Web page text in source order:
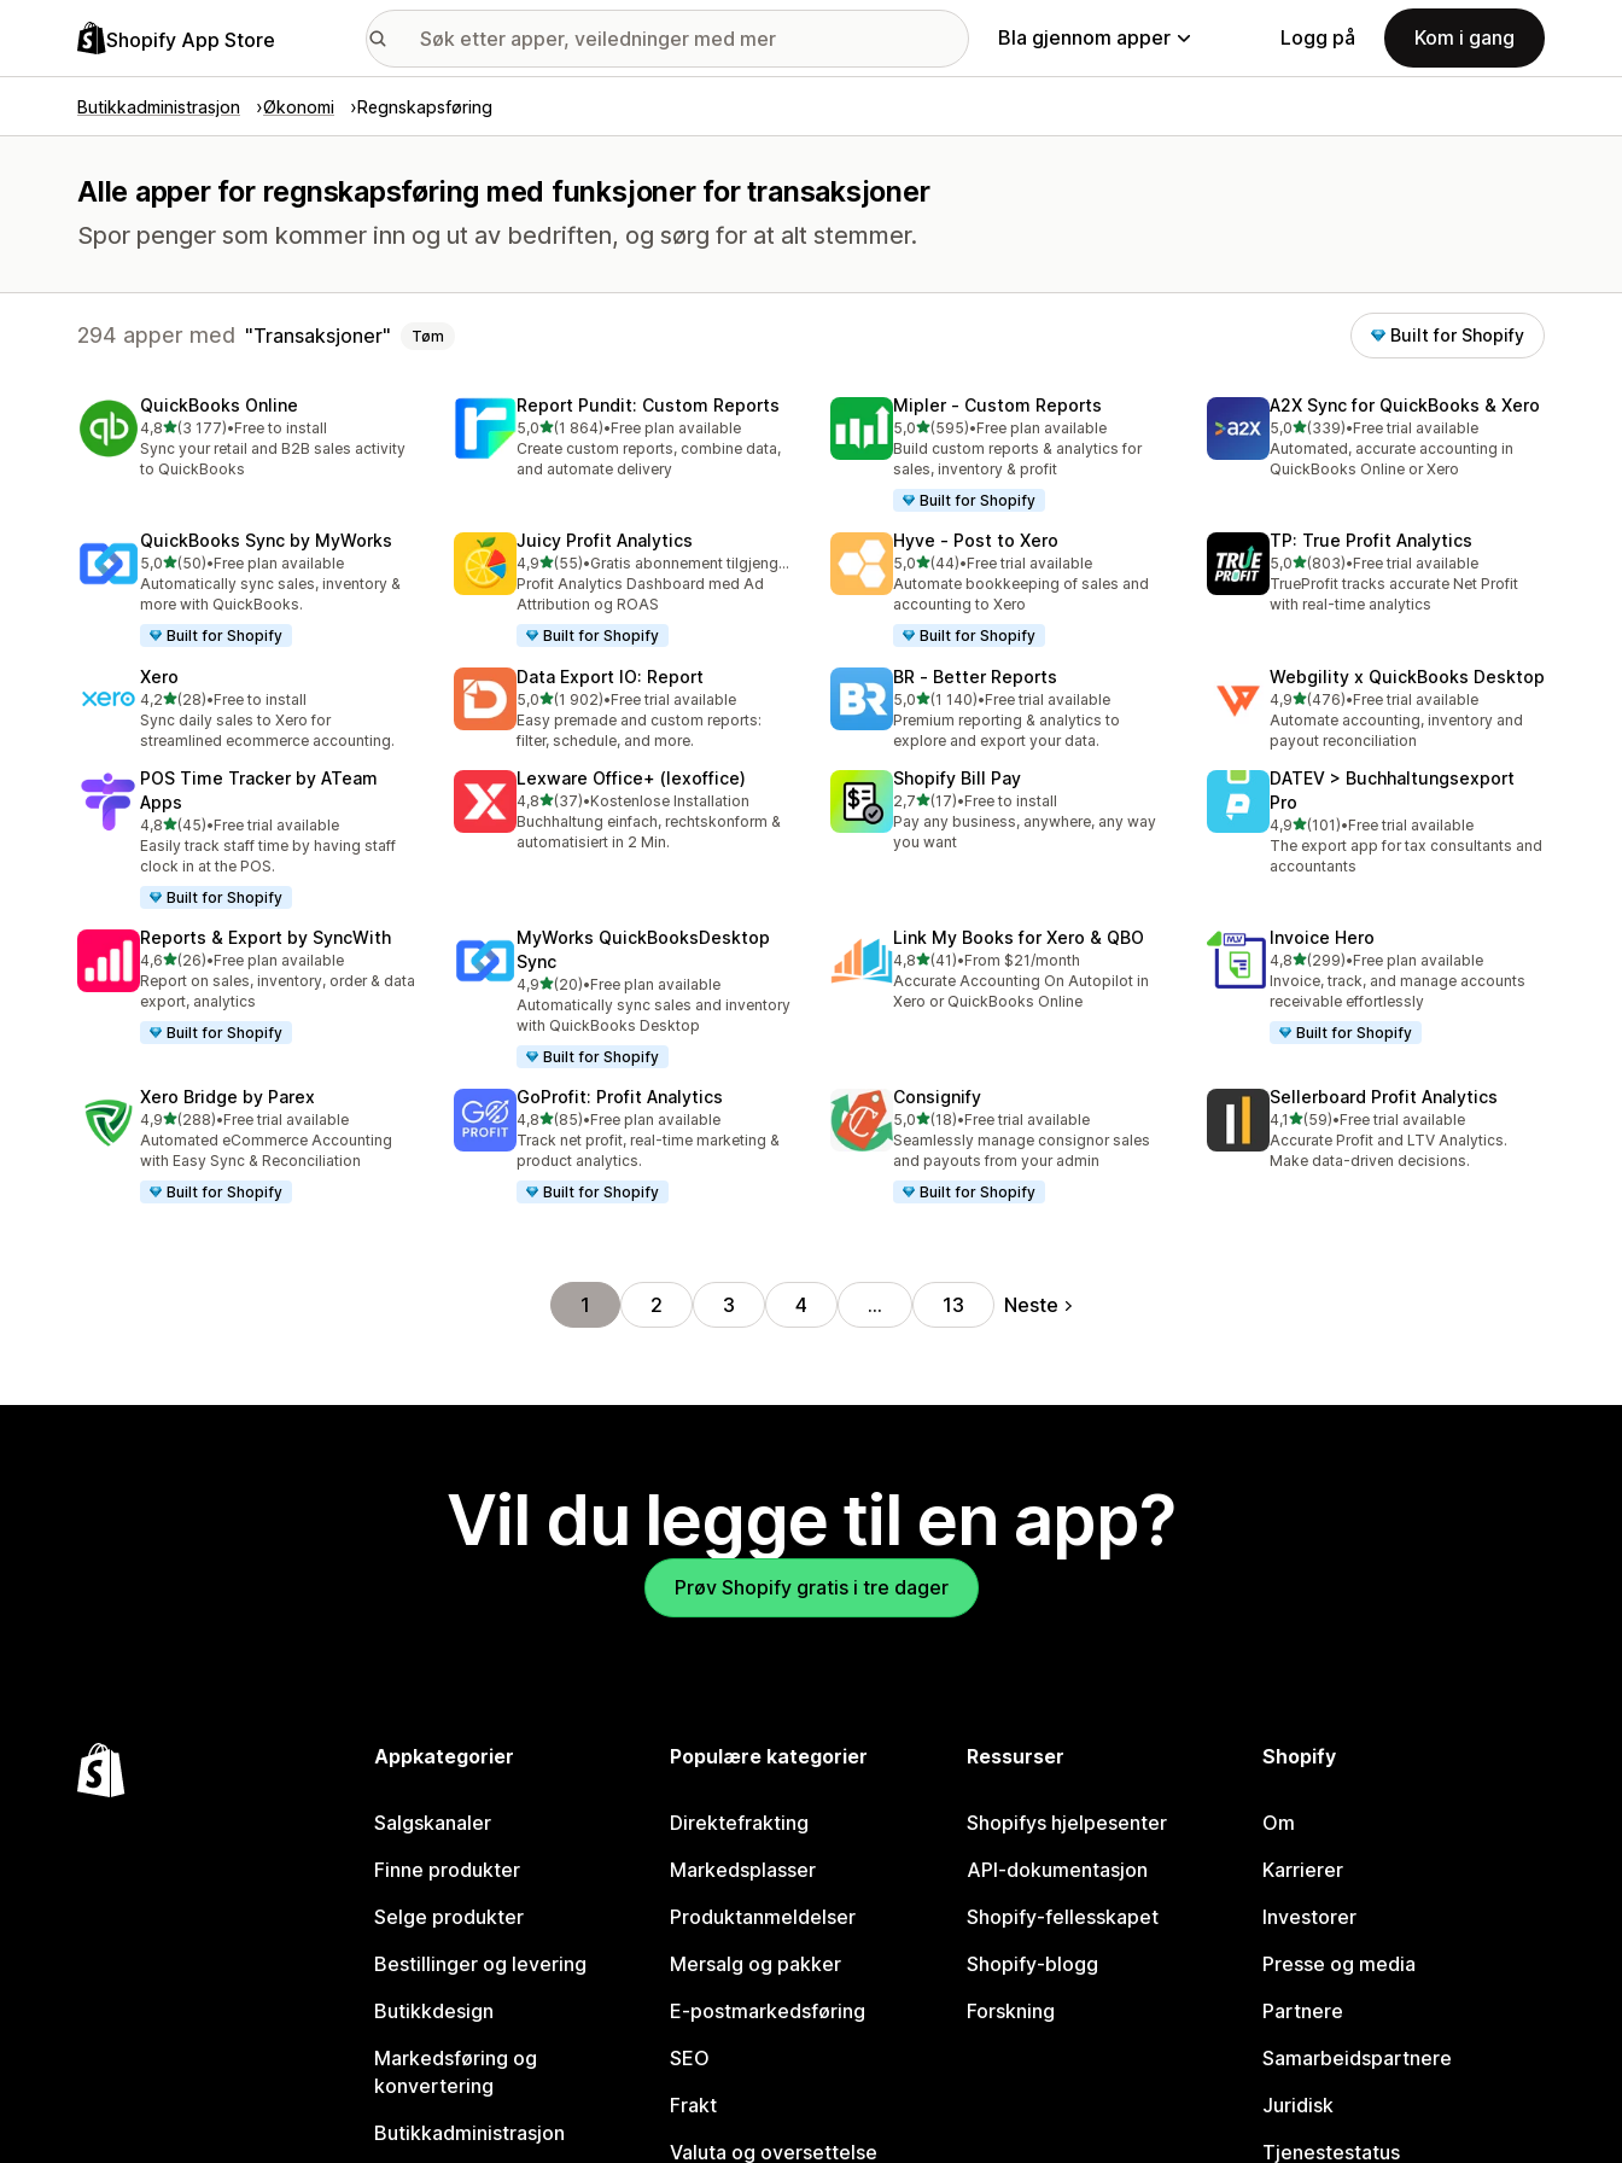
Shopify App Store Bla gjennom apper Logg på Kom i gang
Butikkadministrasjon Økonomi Regnskapsføring
Alle apper for regnskapsføring med funksjoner for transaksjoner
Spor penger som kommer inn og ut av bedriften, og sørg for at alt stemmer.
294 apper med Transaksjoner Tøm Built for Shopify
QuickBooks Online
4,8av 5 stjerner
(3 177)
Totalt 3177 omtaler
•Free to install
Sync your retail and B2B sales activity
to QuickBooks
Report Pundit: Custom Reports
5,0av 5 stjerner
(1 864)
Totalt 1864 omtaler
•Free plan available
Create custom reports, combine data,
and automate delivery
Mipler ‑ Custom Reports
5,0av 5 stjerner
(595)
Totalt 595 omtaler
•Free plan available
Build custom reports & analytics for
sales, inventory & profit
Built for Shopify
A2X Sync for QuickBooks & Xero
5,0av 5 stjerner
(339)
Totalt 339 omtaler
•Free trial available
Automated, accurate accounting in
QuickBooks Online or Xero
QuickBooks Sync by MyWorks
5,0av 5 stjerner
(50)
Totalt 50 omtaler
•Free plan available
Automatically sync sales, inventory &
more with QuickBooks.
Built for Shopify
Juicy Profit Analytics
4,9av 5 stjerner
(55)
Totalt 55 omtaler
•
Gratis abonnement tilgjengelig
Profit Analytics Dashboard med Ad
Attribution og ROAS
Built for Shopify
Hyve ‑ Post to Xero
5,0av 5 stjerner
(44)
Totalt 44 omtaler
•Free trial available
Automate bookkeeping of sales and
accounting to Xero
Built for Shopify
TP: True Profit Analytics
5,0av 5 stjerner
(803)
Totalt 803 omtaler
•Free trial available
TrueProfit tracks accurate Net Profit
with real-time analytics
Xero
4,2av 5 stjerner
(28)
Totalt 28 omtaler
•Free to install
Sync daily sales to Xero for
streamlined ecommerce accounting.
Data Export IO: Report
5,0av 5 stjerner
(1 902)
Totalt 1902 omtaler
•Free trial available
Easy premade and custom reports:
filter, schedule, and more.
BR ‑ Better Reports
5,0av 5 stjerner
(1 140)
Totalt 1140 omtaler
•Free trial available
Premium reporting & analytics to
explore and export your data.
Webgility x QuickBooks Desktop
4,9av 5 stjerner
(476)
Totalt 476 omtaler
•Free trial available
Automate accounting, inventory and
payout reconciliation
POS Time Tracker by ATeam
Apps
4,8av 5 stjerner
(45)
Totalt 45 omtaler
•Free trial available
Easily track staff time by having staff
clock in at the POS.
Built for Shopify
Lexware Office+ (lexoffice)
4,8av 5 stjerner
(37)
Totalt 37 omtaler
•Kostenlose Installation
Buchhaltung einfach, rechtskonform &
automatisiert in 2 Min.
Shopify Bill Pay
2,7av 5 stjerner
(17)
Totalt 17 omtaler
•Free to install
Pay any business, anywhere, any way
you want
DATEV > Buchhaltungsexport
Pro
4,9av 5 stjerner
(101)
Totalt 101 omtaler
•Free trial available
The export app for tax consultants and
accountants
Reports & Export by SyncWith
4,6av 5 stjerner
(26)
Totalt 26 omtaler
•Free plan available
Report on sales, inventory, order & data
export, analytics
Built for Shopify
MyWorks QuickBooksDesktop
Sync
4,9av 5 stjerner
(20)
Totalt 20 omtaler
•Free plan available
Automatically sync sales and inventory
with QuickBooks Desktop
Built for Shopify
Link My Books for Xero & QBO
4,8av 5 stjerner
(41)
Totalt 41 omtaler
•From $21/month
Accurate Accounting On Autopilot in
Xero or QuickBooks Online
Invoice Hero
4,8av 5 stjerner
(299)
Totalt 299 omtaler
•Free plan available
Invoice, track, and manage accounts
receivable effortlessly
Built for Shopify
Xero Bridge by Parex
4,9av 5 stjerner
(288)
Totalt 288 omtaler
•Free trial available
Automated eCommerce Accounting
with Easy Sync & Reconciliation
Built for Shopify
GoProfit: Profit Analytics
4,8av 5 stjerner
(85)
Totalt 85 omtaler
•Free plan available
Track net profit, real-time marketing &
product analytics.
Built for Shopify
Consignify
5,0av 5 stjerner
(18)
Totalt 18 omtaler
•Free trial available
Seamlessly manage consignor sales
and payouts from your admin
Built for Shopify
Sellerboard Profit Analytics
4,1av 5 stjerner
(59)
Totalt 59 omtaler
•Free trial available
Accurate Profit and LTV Analytics.
Make data-driven decisions.
1 2 3 4 … 13 Neste
Vil du legge til en app?
Prøv Shopify gratis i tre dager
Appkategorier
Salgskanaler
Finne produkter
Selge produkter
Bestillinger og levering
Butikkdesign
Markedsføring og
konvertering
Butikkadministrasjon
Populære kategorier
Direktefrakting
Markedsplasser
Produktanmeldelser
Mersalg og pakker
E-postmarkedsføring
SEO
Frakt
Valuta og oversettelse
Ressurser
Shopifys hjelpesenter
API-dokumentasjon
Shopify-fellesskapet
Shopify-blogg
Forskning
Shopify
Om
Karrierer
Investorer
Presse og media
Partnere
Samarbeidspartnere
Juridisk
Tjenestestatus